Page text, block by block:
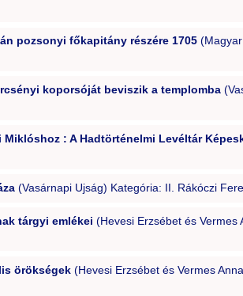
pozsonyi főkapitány részére 1705(Magyar
koporsóját beviszik a templomba
: A Hadtörténelmi Levéltár
(Vasárnapi Ujság) Kategória: II. Rákóczi
tárgyi emlékei (Hevesi Erzsébet és
örökségek(Hevesi Erzsébet és Vermes